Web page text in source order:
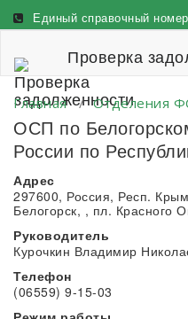
к
Единый справочный
Проверка
Главная/Отделения
ОСП по
России по
Адрес
297600, Россия, Респ.
Белогорск, , пл. Красного
Руководитель
Курочкин Владимир
Телефон
(06559) 9-15-03